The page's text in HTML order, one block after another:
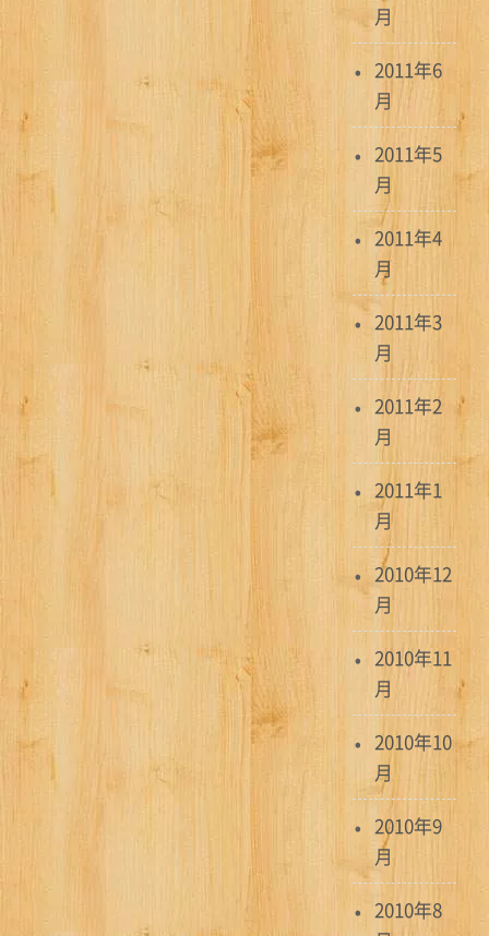
月
2011年6
月
2011年5
月
2011年4
月
2011年3
月
2011年2
月
2011年1
月
2010年12
月
2010年11
月
2010年10
月
2010年9
月
2010年8